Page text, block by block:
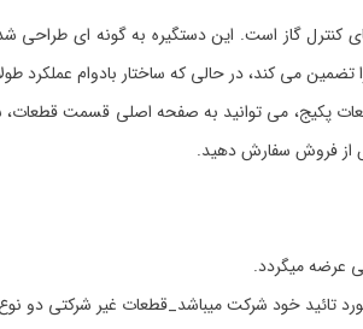
گاز است. این دستگیره به گونه ای طراحی
می کند، در حالی که ساختار بادوام عملکرد
پکیج، می توانید به صفحه اصلی قسمت
از فروش سفارش دهید.
تائید خود شرکت میباشد_قطعات غیر شرکتی دو